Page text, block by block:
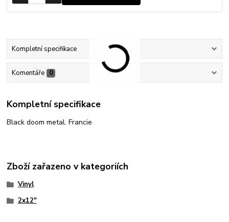
Kompletní specifikace
Komentáře 0
Kompletní specifikace
Black doom metal. Francie
Zboží zařazeno v kategoriích
Vinyl
2x12"